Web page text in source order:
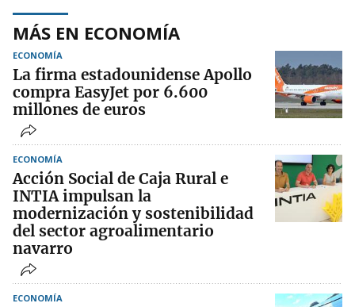
MÁS EN ECONOMÍA
ECONOMÍA
La firma estadounidense Apollo
compra EasyJet por 6.600
millones de euros
ECONOMÍA
Acción Social de Caja Rural e
INTIA impulsan la
modernización y sostenibilidad
del sector agroalimentario
navarro
ECONOMÍA